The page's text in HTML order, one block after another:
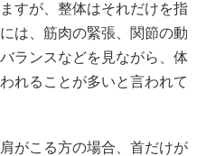
すが、整体はそれだけを指
は、筋肉の緊張、関節の動
ランスなどを見ながら、体
れることが多いと言われて
がこる方の場合、首だけが